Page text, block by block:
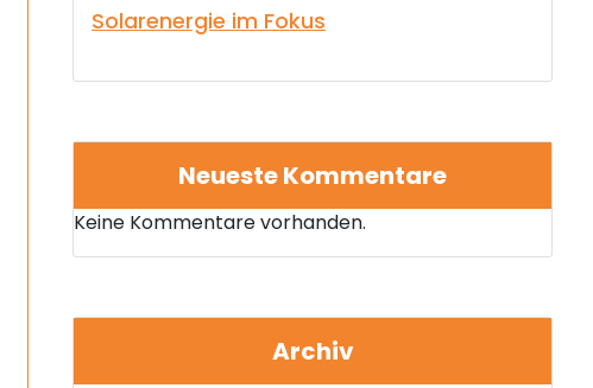
Solarenergie im Fokus
Neueste Kommentare
Keine Kommentare vorhanden.
Archiv